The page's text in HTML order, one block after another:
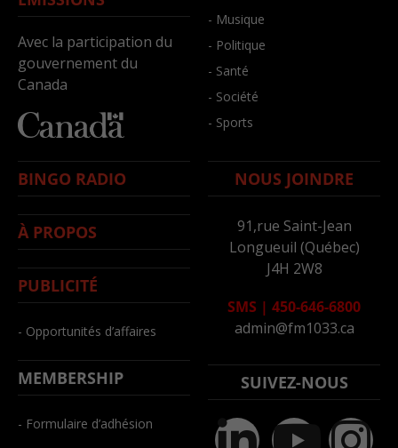
Avec la participation du
gouvernement du
Canada
- Musique
- Politique
- Santé
- Société
- Sports
BINGO RADIO
À PROPOS
PUBLICITÉ
- Opportunités d’affaires
MEMBERSHIP
- Formulaire d’adhésion
NOUS JOINDRE
91,rue Saint-Jean
Longueuil (Québec)
J4H 2W8
SMS | 450-646-6800
admin@fm1033.ca
SUIVEZ-NOUS